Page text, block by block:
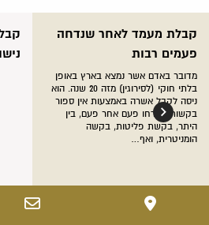
קבלת מעמד לאחר שנדחה
פעמים רבות
מדובר באדם אשר נמצא בארץ באופן
בלתי חוקי (לסירוגין) מזה 20 שנה. הוא
ניסה לקבל אשרה באמצעות אין ספור
בקשות שנדחו פעם אחר פעם, בין
היתר, בקשת פליטות, בקשה
הומניטרית, ואף…
המשך קריאה